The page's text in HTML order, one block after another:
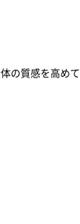
の質感を高めて